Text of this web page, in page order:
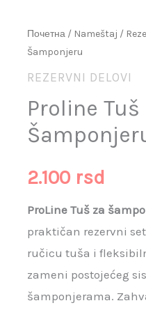
Почетна / Nameštaj /
Šamponjeru
REZERVNI DELOVI
Proline Tuš
2.100 rsd
ProLine Tuš za
praktičan rezervni
ručicu tuša i
zameni postojećeg
šamponjerama.